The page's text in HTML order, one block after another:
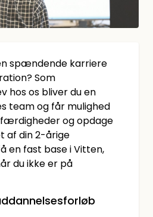
spændende karriere
Som
hos os bliver du en
team og får mulighed
og opdage
af din 2-årige
en fast base i Vitten,
du ikke er på